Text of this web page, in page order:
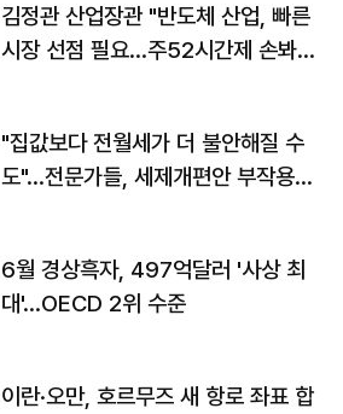
김정관 산업장관 "반도체 산업, 빠른
시장 선점 필요…주52시간제 손봐
"집값보다 전월세가 더 불안해질 수
도"…전문가들, 세제개편안 부작용
6월 경상흑자, 497억달러 '사상 최
대'…OECD 2위 수준
이란·오만, 호르무즈 새 항로 좌표 합